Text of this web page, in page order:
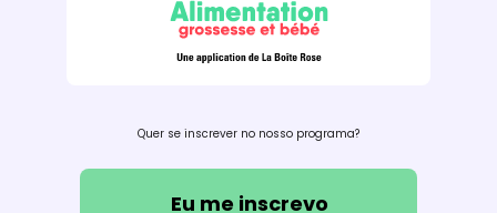
Quer se inscrever no nosso programa?
Eu me inscrevo